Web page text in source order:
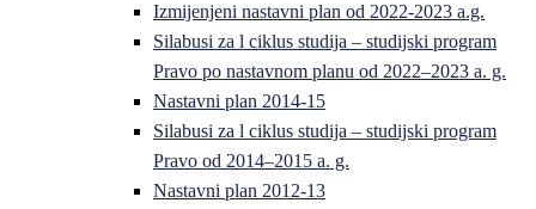
Izmijenjeni nastavni plan od 2022-2023 a.g.
Silabusi za l ciklus studija – studijski program
Pravo po nastavnom planu od 2022–2023 a. g.
Nastavni plan 2014-15
Silabusi za l ciklus studija – studijski program
Pravo od 2014–2015 a. g.
Nastavni plan 2012-13